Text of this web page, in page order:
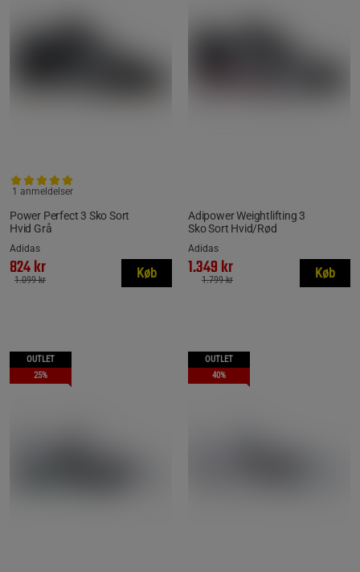
Power Perfect 3 Sko Sort
Hvid Grå
1 anmeldelser
Adidas
824 kr
1.099 kr Køb
Adipower Weightlifting 3
Sko Sort Hvid/Rød
Adidas
1.349 kr
1.799 kr Køb
OUTLET
25%
OUTLET
40%